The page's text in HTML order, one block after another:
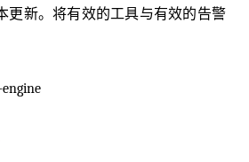
更新。将有效的工具与有效的告警